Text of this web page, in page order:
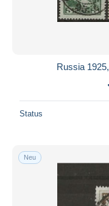
Russia
Status
Neu